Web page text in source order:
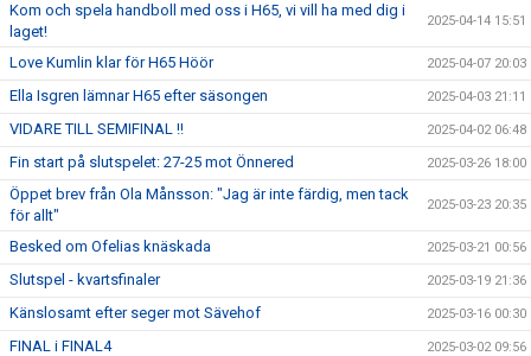
Kom och spela handboll med oss i H65, vi vill ha med dig i
laget!
2025-04-14 15:51
Love Kumlin klar för H65 Höör 2025-04-07 20:03
Ella Isgren lämnar H65 efter säsongen 2025-04-03 21:11
VIDARE TILL SEMIFINAL !! 2025-04-02 06:48
Fin start på slutspelet: 27-25 mot Önnered 2025-03-26 18:00
Öppet brev från Ola Månsson: "Jag är inte färdig, men tack
för allt"
2025-03-23 20:35
Besked om Ofelias knäskada 2025-03-21 00:56
Slutspel - kvartsfinaler 2025-03-19 21:36
Känslosamt efter seger mot Sävehof 2025-03-16 00:30
FINAL i FINAL4 2025-03-02 09:56